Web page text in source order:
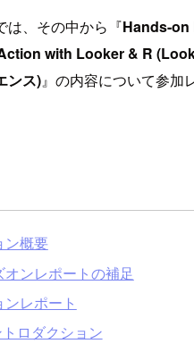
は、その中から『Hands-on
with Looker & R
ンス)』の内容について参加
ン概要
オンレポートの補足
レポート
ロダクション